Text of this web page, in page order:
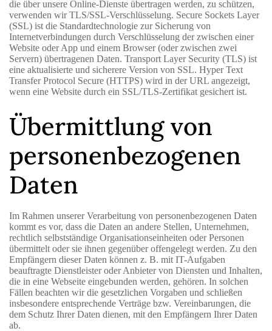
die über unsere Online-Dienste übertragen werden, zu schützen,
verwenden wir TLS/SSL-Verschlüsselung. Secure Sockets Layer
(SSL) ist die Standardtechnologie zur Sicherung von
Internetverbindungen durch Verschlüsselung der zwischen einer
Website oder App und einem Browser (oder zwischen zwei
Servern) übertragenen Daten. Transport Layer Security (TLS) ist
eine aktualisierte und sicherere Version von SSL. Hyper Text
Transfer Protocol Secure (HTTPS) wird in der URL angezeigt,
wenn eine Website durch ein SSL/TLS-Zertifikat gesichert ist.
Übermittlung von
personenbezogenen
Daten
Im Rahmen unserer Verarbeitung von personenbezogenen Daten
kommt es vor, dass die Daten an andere Stellen, Unternehmen,
rechtlich selbstständige Organisationseinheiten oder Personen
übermittelt oder sie ihnen gegenüber offengelegt werden. Zu den
Empfängern dieser Daten können z. B. mit IT-Aufgaben
beauftragte Dienstleister oder Anbieter von Diensten und Inhalten,
die in eine Webseite eingebunden werden, gehören. In solchen
Fällen beachten wir die gesetzlichen Vorgaben und schließen
insbesondere entsprechende Verträge bzw. Vereinbarungen, die
dem Schutz Ihrer Daten dienen, mit den Empfängern Ihrer Daten
ab.